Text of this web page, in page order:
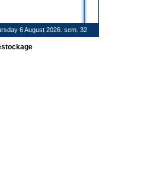
6 August 2026. sem. 32